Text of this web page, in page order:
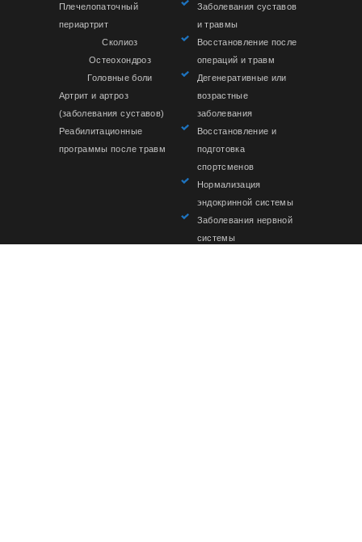
Плечелопаточный
периартрит
Сколиоз
Остеохондроз
Головные боли
Артрит и артроз
(заболевания суставов)
Реабилитационные
программы после травм
Заболевания суставов
и травмы
Восстановление после
операций и травм
Дегенеративные или
возрастные
заболевания
Восстановление и
подготовка
спортсменов
Нормализация
эндокринной системы
Заболевания нервной
системы